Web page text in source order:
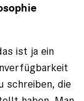
ist ja ein
schreiben, die